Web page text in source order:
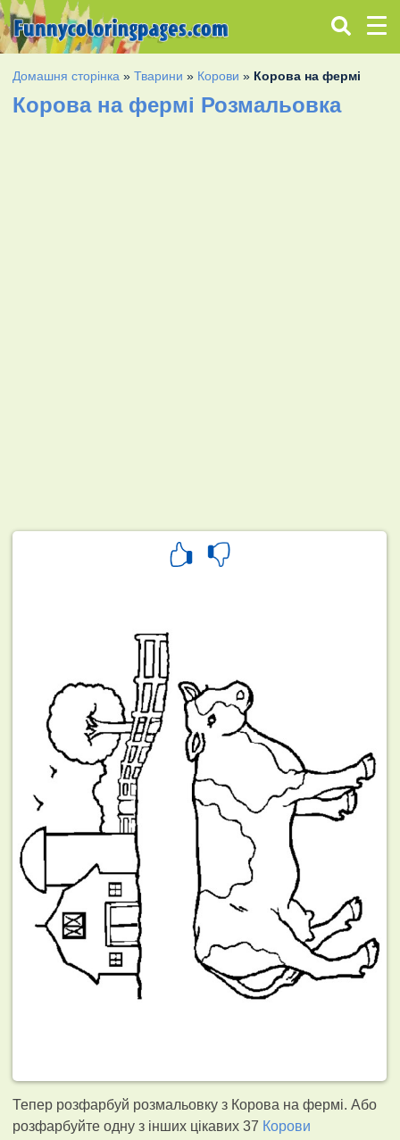
Домашня сторінка »Тварини » Корови » Корова на фермі
Корова на фермі Розмальовка
Тепер розфарбуй розмальовку з Корова на фермі. Або
розфарбуйте одну з інших цікавих 37 Корови